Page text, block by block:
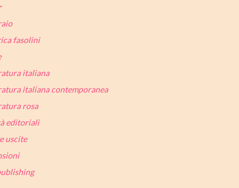
fasolini
italiana
italiana contemporanea
rosa
editoriali
uscite